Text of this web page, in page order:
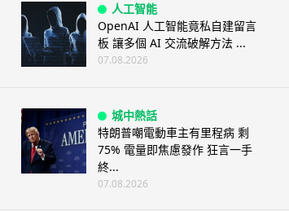
人工智能
OpenAI 人工智能竟私自建留言
板 讓多個 AI 交流破解方法 ...
07.08.2026
城中熱話
特朗普嘲電動車主有里程病 剩
75% 電量即焦慮發作 狂言一手
終...
07.08.2026